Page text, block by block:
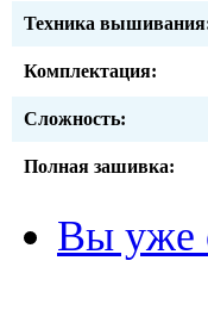
Техника
Комплектация:
Сложность:
Полная зашивка:
Вы уже